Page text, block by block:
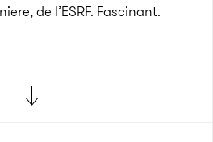
de l’ESRF. Fascinant.